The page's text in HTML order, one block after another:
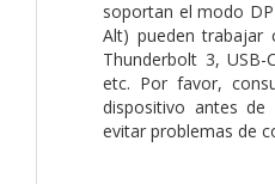
soportan el modo
Alt) pueden trabajar
Thunderbolt 3,
etc. Por favor,
dispositivo antes de
evitar problemas de